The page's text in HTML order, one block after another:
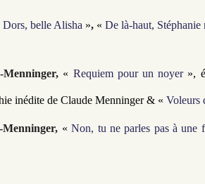
Dors, belle Alisha », « De là-haut, Stéphanie
Menninger, « Requiem pour un noyer »,
inédite de Claude Menninger & « Voleurs
«Non, tu ne parles pas à une